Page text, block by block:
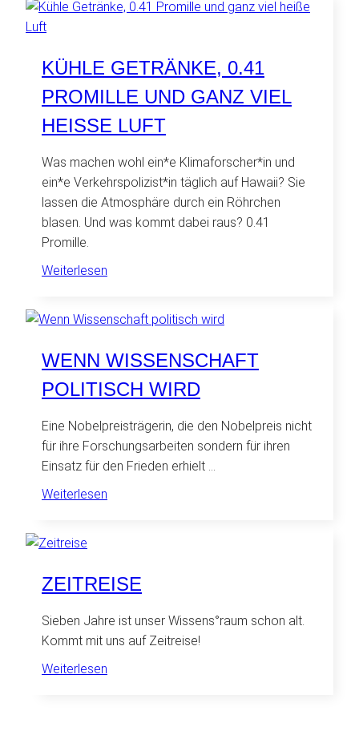
KÜHLE GETRÄNKE, 0.41
PROMILLE UND GANZ VIEL
HEISSE LUFT
Was machen wohl ein*e Klimaforscher*in und
ein*e Verkehrspolizist*in täglich auf Hawaii? Sie
lassen die Atmosphäre durch ein Röhrchen
blasen. Und was kommt dabei raus? 0.41
Promille.
Weiterlesen
Getränke,
0.41
Promille
und
ganz
heiße
Luft
WENN WISSENSCHAFT
POLITISCH WIRD
Eine Nobelpreisträgerin, die den Nobelpreis nicht
für ihre Forschungsarbeiten sondern für ihren
Einsatz für den Frieden erhielt …
Weiterlesen
wird
ZEITREISE
Sieben Jahre ist unser Wissens°raum schon alt.
Kommt mit uns auf Zeitreise!
Weiterlesen